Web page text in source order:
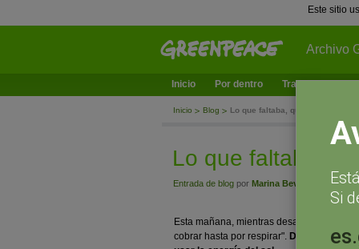
Este sitio
Archivo
Inicio Por dentro Trabajamos en
Inicio Blog Lo que faltaba, que me cobren
Lo que faltaba,
Entrada de blog por Marina Bevacqua - junio
Esta mañana, mientras desayunaba, me
cobrar hasta por respirar". De momento
Si